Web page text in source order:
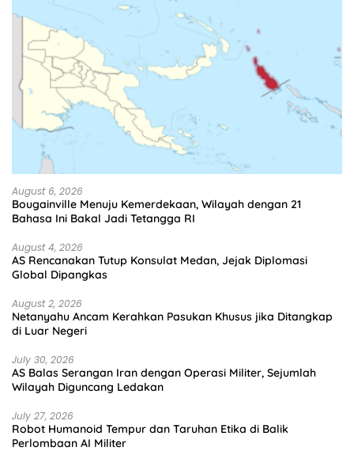
August 6, 2026
Bougainville Menuju Kemerdekaan, Wilayah dengan 21
Bahasa Ini Bakal Jadi Tetangga RI
August 4, 2026
AS Rencanakan Tutup Konsulat Medan, Jejak Diplomasi
Global Dipangkas
August 2, 2026
Netanyahu Ancam Kerahkan Pasukan Khusus jika Ditangkap
di Luar Negeri
July 30, 2026
AS Balas Serangan Iran dengan Operasi Militer, Sejumlah
Wilayah Diguncang Ledakan
July 27, 2026
Robot Humanoid Tempur dan Taruhan Etika di Balik
Perlombaan AI Militer